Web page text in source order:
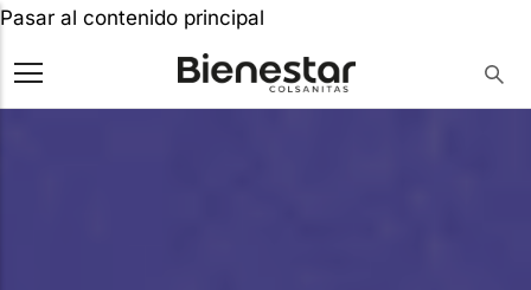
Pasar al contenido principal